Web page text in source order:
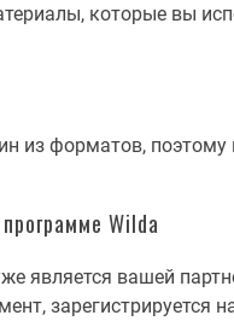
которые вы
из форматов, поэтому
Wilda
является вашей
зарегистрируется